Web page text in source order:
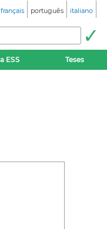
français português italiano
ESS Teses